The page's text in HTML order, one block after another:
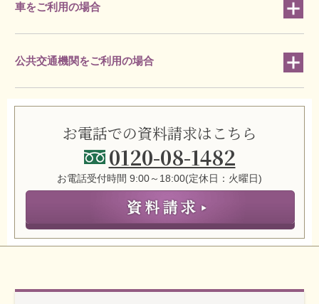
車をご利用の場合
公共交通機関をご利用の場合
お電話での資料請求はこちら
0120-08-1482
お電話受付時間 9:00～18:00(定休日：火曜日)